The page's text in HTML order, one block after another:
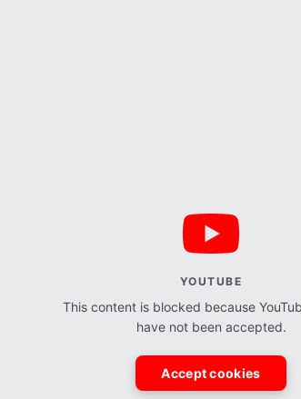
YOUTUBE
This content is blocked because
have not been accepted.
Accept cookies